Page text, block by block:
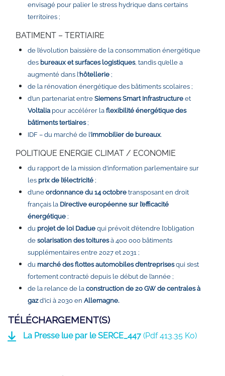
envisagé pour palier le stress hydrique dans certains
territoires ;
BATIMENT – TERTIAIRE
de l’évolution baissière de la consommation énergétique
des bureaux et surfaces logistiques, tandis qu’elle a
augmenté dans l’hôtellerie;
de la rénovation énergétique des bâtiments scolaires ;
d’un partenariat entreSiemens Smart Infrastructureet
Voltalia pour accélérer laflexibilité énergétique des
bâtiments tertiaires;
IDF – du marché de l’immobilier de bureaux.
POLITIQUE ENERGIE CLIMAT / ECONOMIE
du rapport de la mission d’information parlementaire sur
les prix de l’électricité;
d’uneordonnance du 14 octobretransposant en droit
français la Directive européenne sur l’efficacité
énergétique;
du projet de loi Daduequi prévoit d’étendre l’obligation
desolarisation des toituresà 400 000 bâtiments
supplémentaires entre 2027 et 2031 ;
du marché des flottes automobiles d’entreprisesqui s’est
fortement contracté depuis le début de l’année ;
de la relance de laconstruction de 20 GW de centrales à
gazd’ici à 2030 en Allemagne.
TÉLÉCHARGEMENT(S)
La Presse lue par le SERCE_447 (Pdf413.35 Ko)